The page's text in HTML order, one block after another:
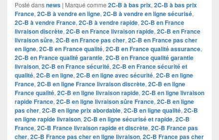
Posté dansnews | Marqué comme 2C-B à bas prix, 2C-B à bas prix
France, 2C-B à vendre en ligne, 2C-B à vendre en ligne sécurisé,
2C-B à vendre France, 2C-B à vendre rapide, 2C-B en France
livraison discrète, 2C-B en France livraison rapide, 2C-B en France
livraison sûre, 2C-B en France pas cher, 2C-B en France pas cher
en ligne, 2C-B en France qualité, 2C-B en France qualité assurance,
2C-B en France qualité garantie, 2C-B en France qualité garantie
livraison, 2C-B en France sécurité, 2C-B en France sécurité et
qualité, 2C-B en ligne, 2C-B en ligne avec sécurité, 2C-B en ligne
France, 2C-B en ligne France livraison discrète, 2C-B en ligne
France qualité, 2C-B en ligne livraison rapide, 2C-B en ligne livraison
rapide France, 2C-B en ligne livraison sûre France, 2C-B en ligne
pas cher, 2C-B en ligne prix abordable, 2C-B en ligne qualité, 2C-B
en ligne rapide livraison, 2C-B en ligne sécurisé et rapide, 2C-B
France, 2C-B France livraison rapide et discrète, 2C-B France pas
cher, 2C-B France pas cher en ligne livraison, 2C-B France pas cher